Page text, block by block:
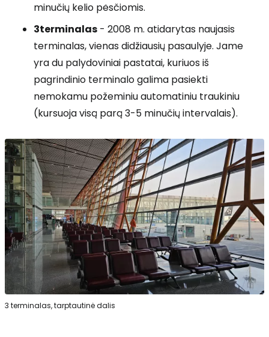
minučių kelio pėsčiomis.
3terminalas - 2008 m. atidarytas naujasis
terminalas, vienas didžiausių pasaulyje. Jame
yra du palydoviniai pastatai, kuriuos iš
pagrindinio terminalo galima pasiekti
nemokamu požeminiu automatiniu traukiniu
(kursuoja visą parą 3-5 minučių intervalais).
3 terminalas, tarptautinė dalis